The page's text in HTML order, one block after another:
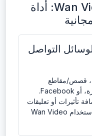
تطبيقات شائعة لـ Wan Video AI: أداة
التواصل
قم بتحرير المقاطع بسرعة لـ TikTok، قصص/مقاطع
Instagram، مقاطع YouTube القصيرة، أو Facebook.
تأثيرات أو تعليقات
توضيحية أو موسيقى خلفية بسهولة باستخدام Wan Video